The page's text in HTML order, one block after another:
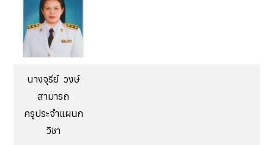
นางจุรีย์ วงษ์
สามารถ
ครูประจำแผนก
วิชา